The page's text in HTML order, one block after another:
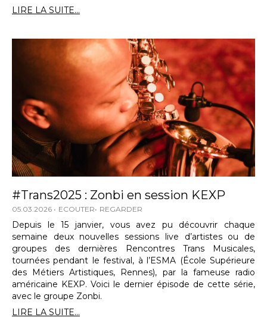
LIRE LA SUITE...
#Trans2025 : Zonbi en session KEXP
05.03.2026 ECOUTER REGARDER
Depuis le 15 janvier, vous avez pu découvrir chaque
semaine deux nouvelles sessions live d’artistes ou de
groupes des dernières Rencontres Trans Musicales,
tournées pendant le festival, à l’ESMA (École Supérieure
des Métiers Artistiques, Rennes), par la fameuse radio
américaine KEXP. Voici le dernier épisode de cette série,
avec le groupe Zonbi.
LIRE LA SUITE...